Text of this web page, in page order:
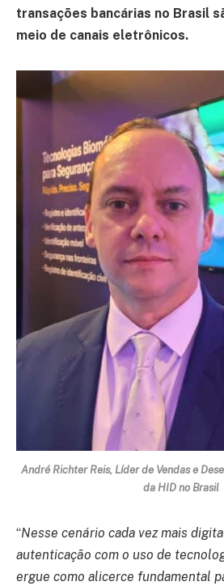
transações bancárias no Brasil
meio de canais eletrônicos.
André Richter Reis, Líder de Vendas e
da HID no Brasil
“Nesse cenário cada vez mais
autenticação com o uso de
ergue como alicerce fundamental